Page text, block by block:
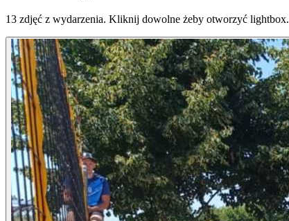
13 zdjęć z wydarzenia. Kliknij dowolne żeby otworzyć lightbox.